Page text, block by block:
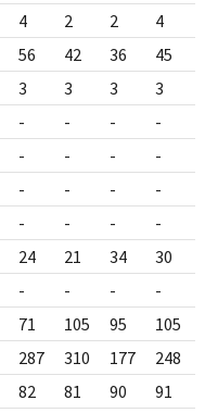
4 2 2 4
56 42 36 45
3 3 3 3
- - - -
- - - -
- - - -
- - - -
24 21 34 30
- - - -
71 105 95 105
287 310 177 248
82 81 90 91